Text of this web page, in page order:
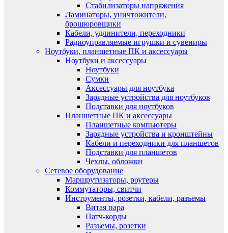
Стабилизаторы напряжения
Ламинаторы, уничтожители,
брошюровщики
Кабели, удлинители, переходники
Радиоуправляемые игрушки и сувениры
Ноутбуки, планшетные ПК и аксессуары
Ноутбуки и аксессуары
Ноутбуки
Сумки
Аксессуары для ноутбука
Зарядные устройства для ноутбуков
Подставки для ноутбуков
Планшетные ПК и аксессуары
Планшетные компьютеры
Зарядные устройства и кронштейны
Кабели и переходники для планшетов
Подставки для планшетов
Чехлы, обложки
Сетевое оборудование
Маршрутизаторы, роутеры
Коммутаторы, свитчи
Инструменты, розетки, кабели, разъемы
Витая пара
Патч-корды
Разъемы, розетки